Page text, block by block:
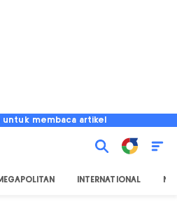
untuk membaca artikel
INTERNATIONAL